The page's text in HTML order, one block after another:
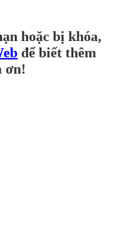
hoặc bị khóa,
để biết thêm
ơn!